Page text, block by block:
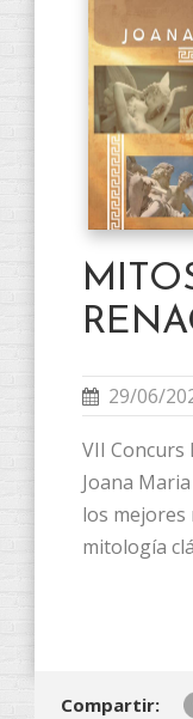
29/06/
VII Concurs
Joana
los mejores
mitología
Compartir: